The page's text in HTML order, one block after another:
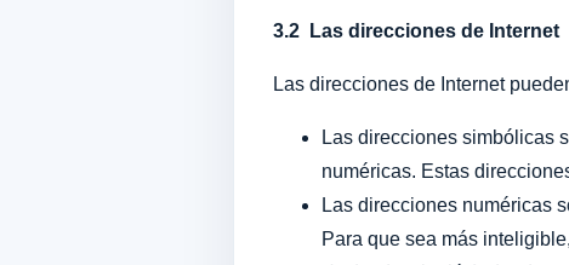
3.2 Las direcciones de Internet
Las direcciones de Internet
Las direcciones simbólicas
numéricas. Estas
Las direcciones numéricas
Para que sea más